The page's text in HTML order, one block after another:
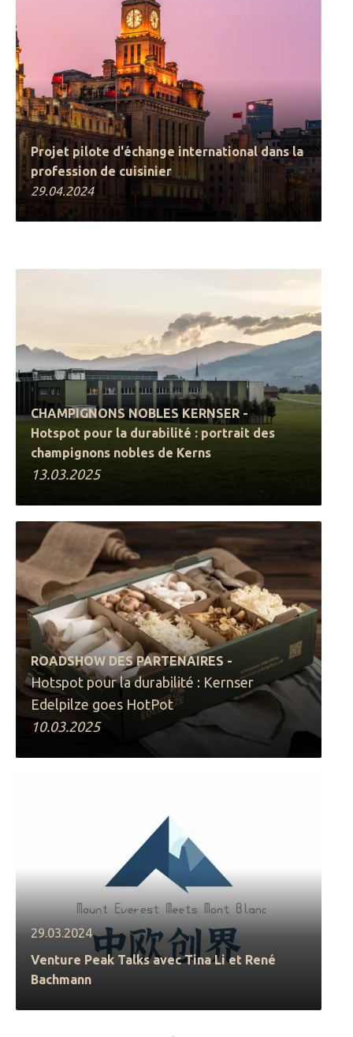
Projet pilote d'échange international dans la
profession de cuisinier
29.04.2024
CHAMPIGNONS NOBLES KERNSER -
Hotspot pour la durabilité : portrait des
champignons nobles de Kerns
13.03.2025
ROADSHOW DES PARTENAIRES -
Hotspot pour la durabilité : Kernser
Edelpilze goes HotPot
10.03.2025
Venture Peak Talks avec Tina Li et René
Bachmann
29.03.2024